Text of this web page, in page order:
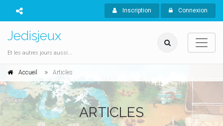
Inscription Connexion
Jedisjeux
Et les autres jours aussi...
Accueil Articles
ARTICLES